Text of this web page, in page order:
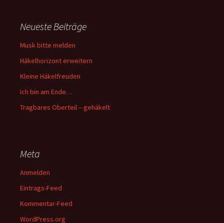
Neueste Beiträge
Musk bitte melden
Häkelhorizont erweitern
Kleine Häkelfreuden
Ich bin am Ende…
Tragbares Oberteil – gehäkelt
Meta
Anmelden
Eintrags-Feed
Kommentar-Feed
WordPress.org